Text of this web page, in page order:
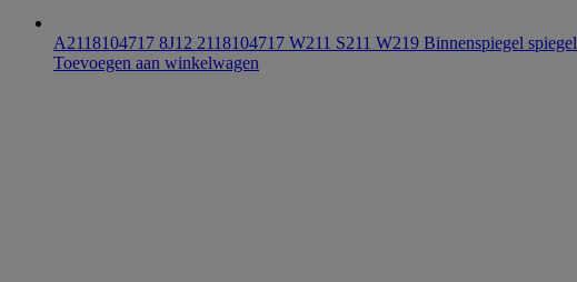
A2118104717 8J12 2118104717 W211 S211 W219 Binnenspiegel spiegel
Toevoegen aan winkelwagen